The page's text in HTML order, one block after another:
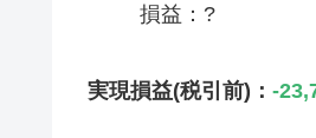
損益：?
実現損益(税引前) ： -